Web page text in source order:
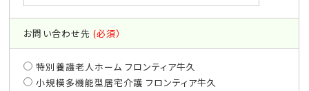
お問い合わせ先 (必須）
特別養護老人ホーム フロンティア牛久
小規模多機能型居宅介護 フロンティア牛久